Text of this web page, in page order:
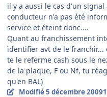
il y a aussi le cas d'un
conducteur n'a pas été
service et éteint donc....
Quant au franchissement
identifier avt de le franchir...
te le referme cash sous le
de la plaque, F ou Nf, tu
qu'en BAL)
Modifié5 décembre 2009